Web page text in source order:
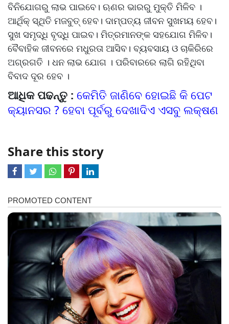
ବିନିଯୋଗରୁ ଲାଭ ପାଇବେ। ଋଣର ଭାରରୁ ମୁକ୍ତି ମିଳିବ ।
ଆର୍ଥିକ୍ ସ୍ଥିତି ମଜବୁତ୍ ହେବ। ଦାମ୍ପତ୍ୟ ଜୀବନ ସୁଖମୟ ହେବ।
ସୁଖ ସମୃଦ୍ଧି ବୃଦ୍ଧି ପାଇବ। ମିତ୍ରମାନଙ୍କ ସହଯୋଗ ମିଳିବ।
ବୈବାହିକ ଜୀବନରେ ମଧୁରତା ଆସିବ। ବ୍ୟବସାୟ ଓ ଚାକିରିରେ
ଅଗ୍ରଗତି । ଧନ ଲାଭ ଯୋଗ । ପରିବାରରେ ଲାଗି ରହିଥିବା
ବିବାଦ ଦୂର ହେବ ।
ଆଧିକ ପଢନ୍ତୁ : କେମିତି ଜାଣିବେ ହୋଇଛି କି ପେଟ
କ୍ୟାନସର ? ହେବା ପୂର୍ବରୁ ଦେଖାଦିଏ ଏସବୁ ଲକ୍ଷଣ
Share this story